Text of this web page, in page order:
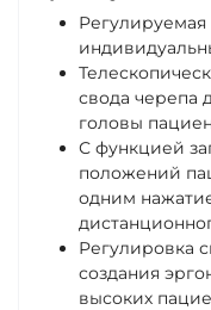
Регулируемая
свода черепа
головы
С функцией
положений
одним
Регулировка
создания
высоких